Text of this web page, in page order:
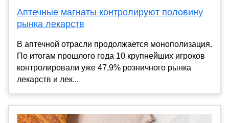
Аптечные магнаты контролируют половину
рынка лекарств
В аптечной отрасли продолжается монополизация.
По итогам прошлого года 10 крупнейших игроков
контролировали уже 47,9% розничного рынка
лекарств и лек...